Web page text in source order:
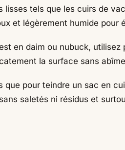
lisses tels que les cuirs de
et légèrement humide pour
en daim ou nubuck,
la surface sans
que pour teindre un sac en
saletés ni résidus et